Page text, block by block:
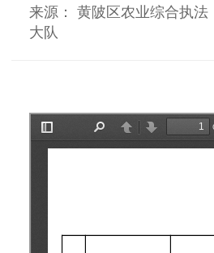
来源： 黄陂区农业综合执法
大队